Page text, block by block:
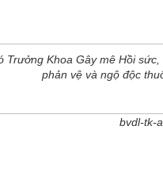
Trưởng Khoa Gây mê Hồi
phản vệ và ngộ độc